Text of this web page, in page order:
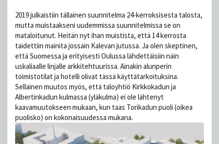
2019 julkaistiin tällainen suunnitelma 24-kerroksisesta talosta,
mutta muistaakseni uudemmissa suunnitelmissa se on
mataloitunut. Heitän nyt ihan muistista, että 14 kerrosta
taidettiin mainita jossain Kalevan jutussa. Ja olen skeptinen,
että Suomessa ja erityisesti Oulussa lähdettäisiin näin
uskaliaalle linjalle arkkitehtuurissa. Ainakin alunperin
toimistotilat ja hotelli olivat tässä käyttätarkoituksina.
Sellainen muutos myös, että taloyhtiö Kirkkokadun ja
Albertinkadun kulmassa (yläkulma) ei ole lähtenyt
kaavamuutokseen mukaan, kun taas Torikadun puoli (oikea
puolisko) on kokonaisuudessa mukana.